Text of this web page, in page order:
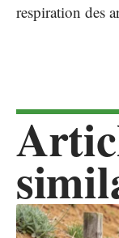
respiration des